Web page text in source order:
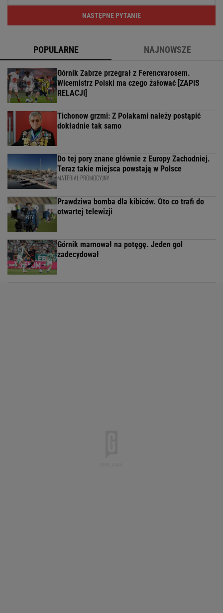
NASTĘPNE PYTANIE
POPULARNE NAJNOWSZE
Górnik Zabrze przegrał z Ferencvarosem.
Wicemistrz Polski ma czego żałować [ZAPIS
RELACJI]
Tichonow grzmi: Z Polakami należy postąpić
dokładnie tak samo
Do tej pory znane głównie z Europy Zachodniej.
Teraz takie miejsca powstają w Polsce
MATERIAŁ PROMOCYJNY
Prawdziwa bomba dla kibiców. Oto co trafi do
otwartej telewizji
Górnik marnował na potęgę. Jeden gol
zadecydował